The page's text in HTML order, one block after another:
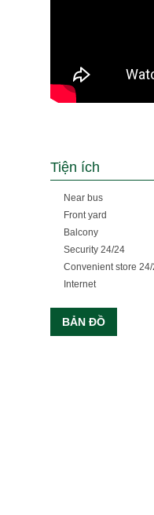
Tiện ích
Near bus
Front yard
Balcony
Security 24/24
Convenient store
Internet
BẢN ĐỒ